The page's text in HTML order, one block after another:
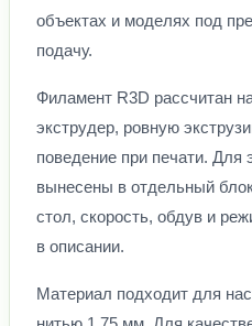
объектах и моделях под
подачу.
Филамент R3D рассчитан
экструдер, ровную
поведение при печати. Для
вынесены в отдельный
стол, скорость, обдув и
в описании.
Материал подходит для